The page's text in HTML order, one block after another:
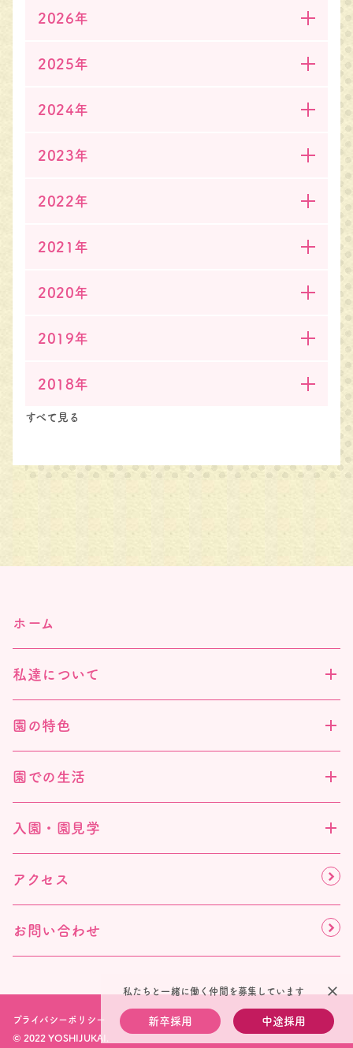
私たちと一緒に働く仲間を募集しています close
新卒採用 中途採用
2026年
2025年
2024年
2023年
2022年
2021年
2020年
2019年
2018年
すべて見る
ホーム
私達について
園の特色
園での生活
入園・園見学
アクセス
お問い合わせ
プライバシーポリシー
© 2022 YOSHIJUKAI.